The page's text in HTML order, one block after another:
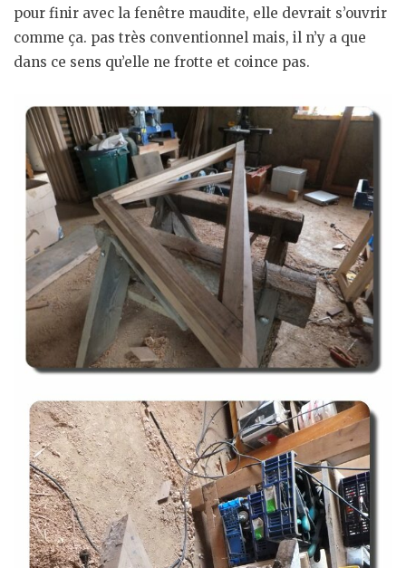
pour finir avec la fenêtre maudite, elle devrait s’ouvrir
comme ça. pas très conventionnel mais, il n’y a que
dans ce sens qu’elle ne frotte et coince pas.